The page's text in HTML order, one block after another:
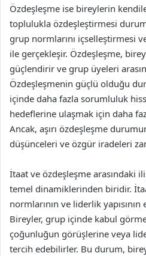
Özdeşleşme ise bireylerin
toplulukla özdeşleştirmesi
grup normlarını içselleştirmesi
ile gerçekleşir. Özdeşleşme,
güçlendirir ve grup üyeleri
Özdeşleşmenin güçlü olduğu
içinde daha fazla sorumluluk
hedeflerine ulaşmak için daha
Ancak, aşırı özdeşleşme
düşünceleri ve özgür iradeleri
İtaat ve özdeşleşme arasındaki
temel dinamiklerinden biridir.
normlarının ve liderlik
Bireyler, grup içinde kabul
çoğunluğun görüşlerine veya
tercih edebilirler. Bu durum,